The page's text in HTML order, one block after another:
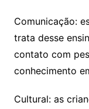
Comunicação:
trata desse
contato com
conhecimento
Cultural: as